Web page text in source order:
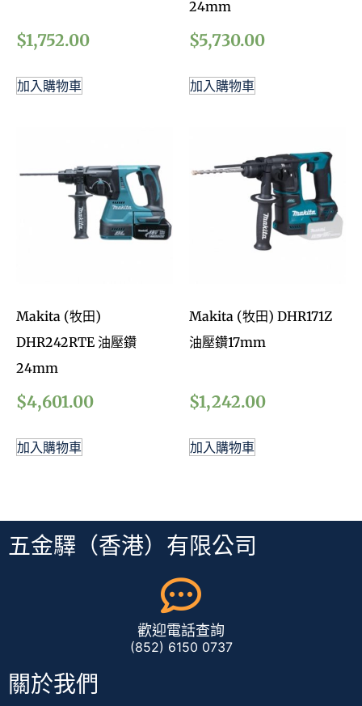
$1,752.00
加入購物車
24mm
$5,730.00
加入購物車
Makita (牧田)
DHR242RTE 油壓鑽
24mm
$4,601.00
加入購物車
Makita (牧田) DHR171Z
油壓鑽17mm
$1,242.00
加入購物車
五金驛（香港）有限公司
歡迎電話查詢
(852) 6150 0737
關於我們